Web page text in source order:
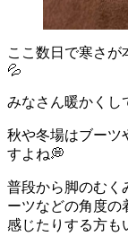
ここ数日で寒さが
💦
みなさん暖かくし
秋や冬場はブーツ
すよね💭
普段から脚のむく
ーツなどの角度の
感じたりする方も